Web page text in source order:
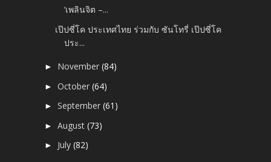
‘เพลินจิต –...
เป๊ปซี่โค ประเทศไทย ร่วมกับ ซันโทรี่ เป๊ปซี่โค
ประ...
► November(84)
►October(64)
►September(61)
►August(73)
► July(82)